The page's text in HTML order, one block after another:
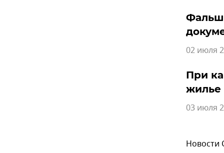
02 июля
При
жилье
03 июля